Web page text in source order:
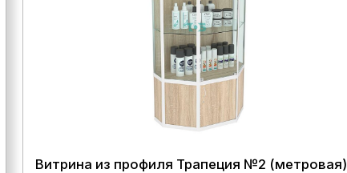
Витрина из профиля Трапеция №2 (метровая)